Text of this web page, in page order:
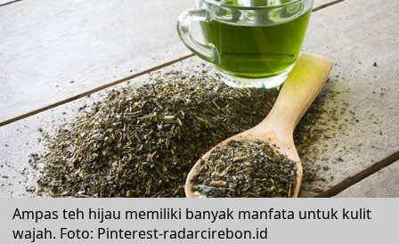
Ampas teh hijau memiliki banyak manfata untuk kulit
wajah. Foto: Pinterest-radarcirebon.id